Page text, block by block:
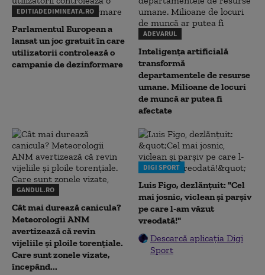
EDITIADEDIMINEATA.RO
Parlamentul European a
lansat un joc gratuit în care
utilizatorii controlează o
campanie de dezinformare
ADEVARUL
Inteligența artificială
transformă
departamentele de resurse
umane. Milioane de locuri
de muncă ar putea fi
afectate
GANDUL.RO
Cât mai durează canicula?
Meteorologii ANM
avertizează că revin
vijeliile și ploile torențiale.
Care sunt zonele vizate,
începând...
DIGI SPORT
Luis Figo, dezlănțuit: "Cel
mai josnic, viclean și parșiv
pe care l-am văzut
vreodată!"
Descarcă aplicația Digi
Sport